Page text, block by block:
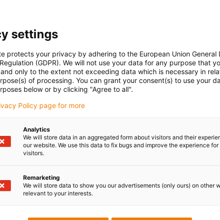
den verschiedensten Bereichen finden Sie
settings
protects your privacy by adhering to the European Union General
(GDPR). We will not use your data for any purpose that
only to the extent not exceeding data which is necessary in
of processing. You can grant your consent(s) to use your
below or by clicking "Agree to all".
Policy page for more
Analytics
We will store data in an aggregated form about visitors and their
our website. We use this data to fix bugs and improve the experience for
visitors.
Remarketing
We will store data to show you our advertisements (only ours) on other
relevant to your interests.